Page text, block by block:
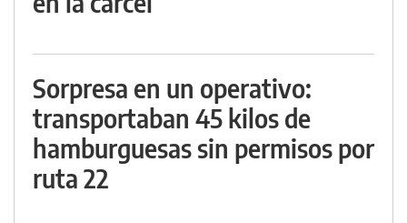
Sorpresa en un operativo:
transportaban 45 kilos de
hamburguesas sin permisos por
ruta 22